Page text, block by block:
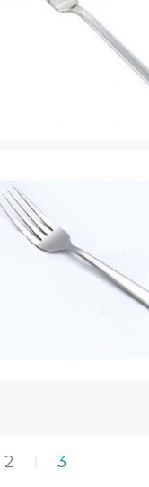
2 3